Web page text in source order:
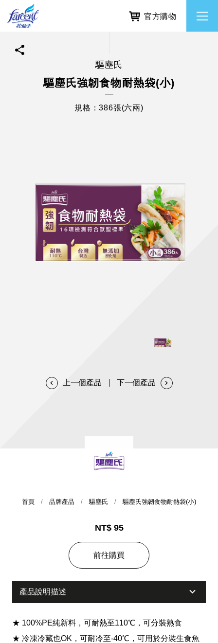
繁體中文
使命與核心價值
經營團隊
所有品牌
居家清潔洗劑
天然清潔洗劑
居家打掃工具
利害關係人互動與經營
透過各種型態及管道與利害關係人建立友善溝通平台
重大訊息
股東會相關重要事項與發佈
提供年報、每季財報、法說會資訊
常見問題
協助解決您對產品的疑問
不斷創新突破，致力提供消費者更舒適、方便的居家生
活
官方購物
驅塵氏
驅塵氏強韌食物耐熱袋(小)
規格：386張(六兩)
首頁 品牌產品 驅塵氏 驅塵氏強韌食物耐熱袋(小)
NT$ 95
前往購買
產品說明描述
★ 100%PE純新料，可耐熱至110℃，可分裝熟食
★ 冷凍冷藏也OK，可耐冷至-40℃，可用於分裝生食魚